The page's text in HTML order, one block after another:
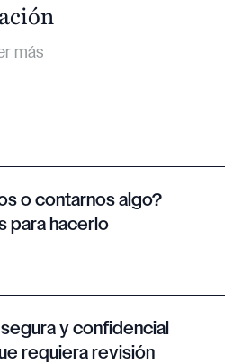
o contarnos algo?
para hacerlo
y confidencial
requiera revisión